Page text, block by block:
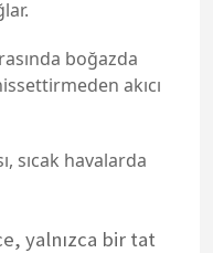
boğazda
akıcı
sıcak havalarda
yalnızca bir tat